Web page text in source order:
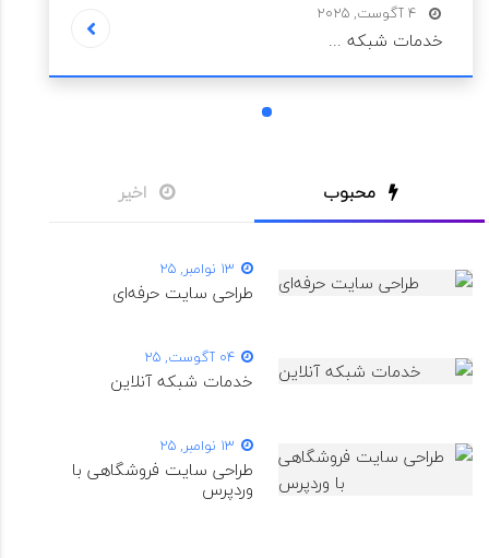
4 آگوست, 2025
خدمات شبکه ...
1
محبوب اخیر
13 نوامبر, 25
طراحی سایت حرفه‌ای
04 آگوست, 25
خدمات شبکه آنلاین
13 نوامبر, 25
طراحی سایت فروشگاهی با
وردپرس